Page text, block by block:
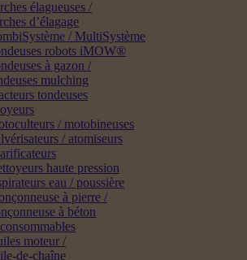
élagueuses /
d’élagage
/ MultiSystème
robots iMOW®
à gazon /
mulching
tondeuses
/ motobineuses
/ atomiseurs
haute pression
eau / poussière
à pierre /
à béton
moteur /
de-chaîne